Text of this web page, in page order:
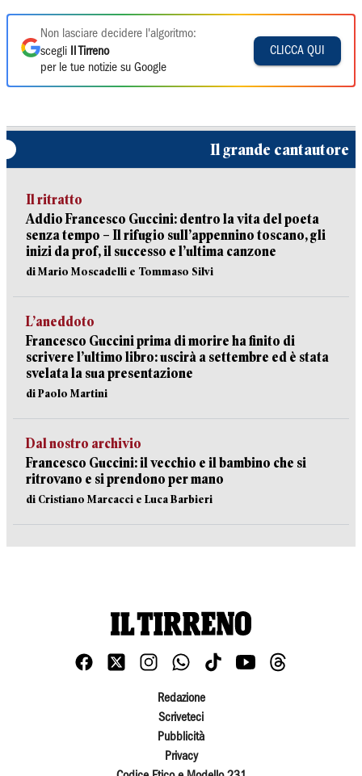
Non lasciare decidere l'algoritmo:
scegli
Il Tirreno
per le tue notizie su Google
CLICCA QUI
Il grande cantautore
Il ritratto
Addio Francesco Guccini: dentro la vita del poeta
senza tempo – Il rifugio sull’appennino toscano, gli
inizi da prof, il successo e l’ultima canzone
di Mario Moscadelli e Tommaso Silvi
L’aneddoto
Francesco Guccini prima di morire ha finito di
scrivere l’ultimo libro: uscirà a settembre ed è stata
svelata la sua presentazione
di Paolo Martini
Dal nostro archivio
Francesco Guccini: il vecchio e il bambino che si
ritrovano e si prendono per mano
di Cristiano Marcacci e Luca Barbieri
Redazione
Scriveteci
Pubblicità
Privacy